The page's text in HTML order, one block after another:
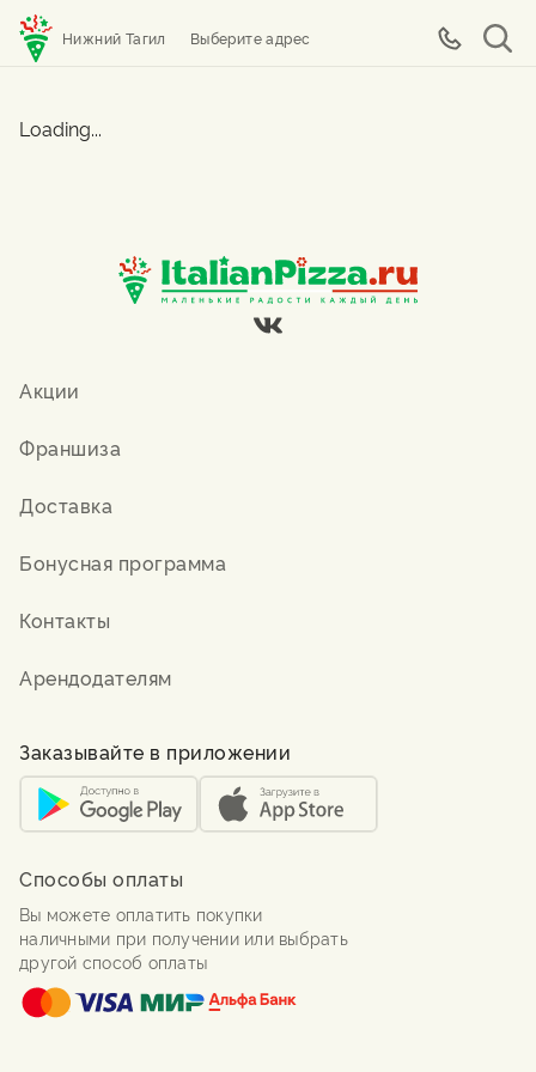
Нижний Тагил Выберите адрес
Loading...
Акции
Франшиза
Доставка
Бонусная программа
Контакты
Арендодателям
Заказывайте в приложении
Способы оплаты
Вы можете оплатить покупки
наличными при получении или выбрать
другой способ оплаты